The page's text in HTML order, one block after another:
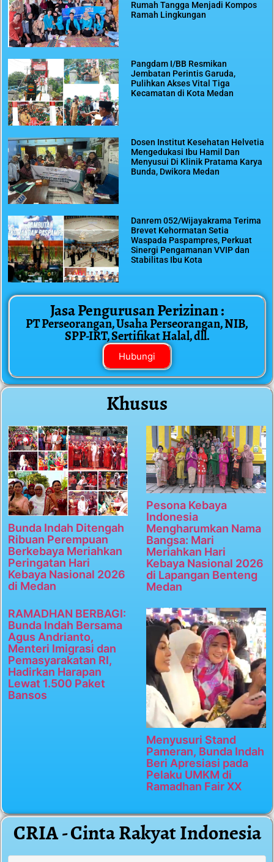
Rumah Tangga Menjadi Kompos
Ramah Lingkungan
Pangdam I/BB Resmikan
Jembatan Perintis Garuda,
Pulihkan Akses Vital Tiga
Kecamatan di Kota Medan
Dosen Institut Kesehatan Helvetia
Mengedukasi Ibu Hamil Dan
Menyusui Di Klinik Pratama Karya
Bunda, Dwikora Medan
Danrem 052/Wijayakrama Terima
Brevet Kehormatan Setia
Waspada Paspampres, Perkuat
Sinergi Pengamanan VVIP dan
Stabilitas Ibu Kota
Jasa Pengurusan Perizinan :
PT Perseorangan, Usaha Perseorangan, NIB,
SPP-IRT, Sertifikat Halal, dll.
Hubungi
Khusus
Bunda Indah Ditengah
Ribuan Perempuan
Berkebaya Meriahkan
Peringatan Hari
Kebaya Nasional 2026
di Medan
Pesona Kebaya
Indonesia
Mengharumkan Nama
Bangsa: Mari
Meriahkan Hari
Kebaya Nasional 2026
di Lapangan Benteng
Medan
RAMADHAN BERBAGI:
Bunda Indah Bersama
Agus Andrianto,
Menteri Imigrasi dan
Pemasyarakatan RI,
Hadirkan Harapan
Lewat 1.500 Paket
Bansos
Menyusuri Stand
Pameran, Bunda Indah
Beri Apresiasi pada
Pelaku UMKM di
Ramadhan Fair XX
CRIA - Cinta Rakyat Indonesia